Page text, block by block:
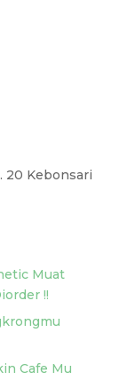
20 Kebonsari
Muat
!!
Cafe Mu